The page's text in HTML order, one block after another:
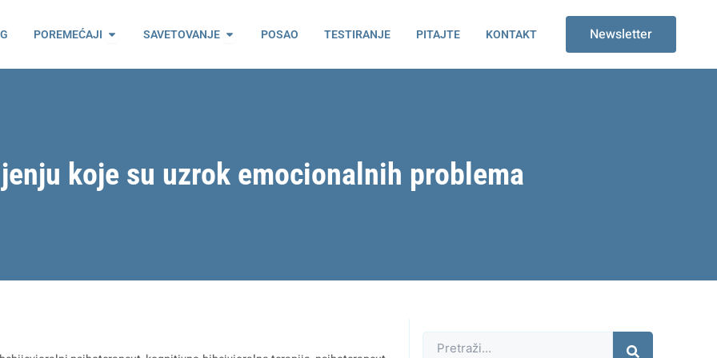
POREMEĆAJI Open Poremećaji
SAVETOVANJE Open Savetovanje
POSAO TESTIRANJE PITAJTE KONTAKT Newsletter
koje su uzrok emocionalnih problema
Претрага